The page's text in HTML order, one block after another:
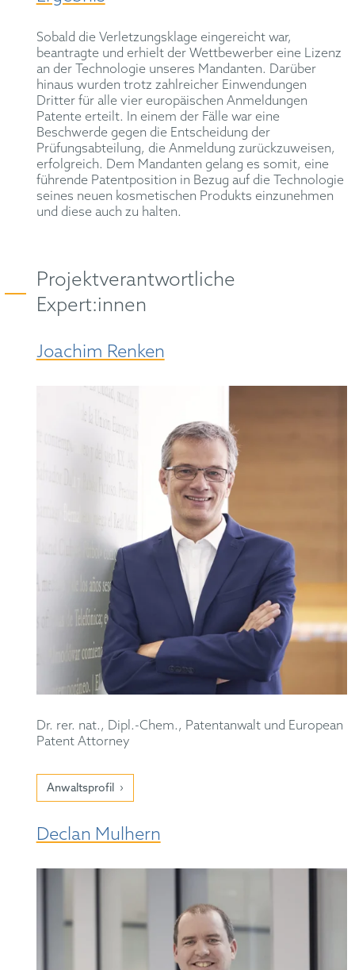
Sobald die Verletzungsklage eingereicht war,
beantragte und erhielt der Wettbewerber eine Lizenz
an der Technologie unseres Mandanten. Darüber
hinaus wurden trotz zahlreicher Einwendungen
Dritter für alle vier europäischen Anmeldungen
Patente erteilt. In einem der Fälle war eine
Beschwerde gegen die Entscheidung der
Prüfungsabteilung, die Anmeldung zurückzuweisen,
erfolgreich. Dem Mandanten gelang es somit, eine
führende Patentposition in Bezug auf die Technologie
seines neuen kosmetischen Produkts einzunehmen
und diese auch zu halten.
Projektverantwortliche
Expert:innen
Joachim Renken
Dr. rer. nat., Dipl.-Chem., Patentanwalt und European
Patent Attorney
Anwaltsprofil
Declan Mulhern